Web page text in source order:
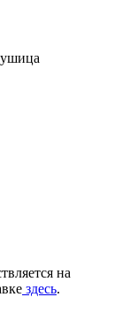
на
здесь.